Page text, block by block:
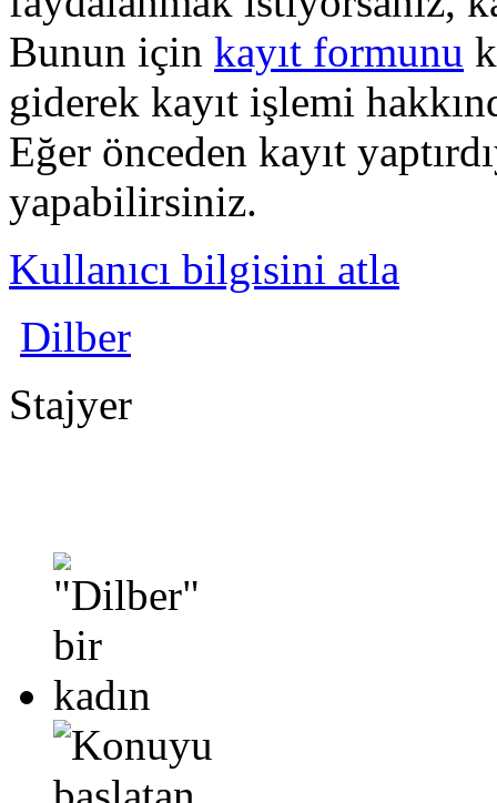
Bunun için kayıt formunu
giderek kayıt işlemi
Eğer önceden kayıt
yapabilirsiniz.
Kullanıcı bilgisini atla
Dilber
Stajyer